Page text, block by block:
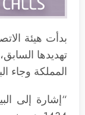
بدأت هيئة
تهديدها
المملكة وجاء